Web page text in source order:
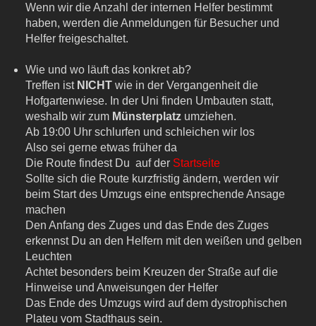
Wenn wir die Anzahl der internen Helfer bestimmt
haben, werden die Anmeldungen für Besucher und
Helfer freigeschaltet.
Wie und wo läuft das konkret ab?
Treffen ist NICHT wie in der Vergangenheit die
Hofgartenwiese. In der Uni finden Umbauten statt,
weshalb wir zum Münsterplatz umziehen.
Ab 19:00 Uhr schlurfen und schleichen wir los
Also sei gerne etwas früher da
Die Route findest Du auf der Startseite
Sollte sich die Route kurzfristig ändern, werden wir
beim Start des Umzugs eine entsprechende Ansage
machen
Den Anfang des Zuges und das Ende des Zuges
erkennst Du an den Helfern mit den weißen und gelben
Leuchten
Achtet besonders beim Kreuzen der Straße auf die
Hinweise und Anweisungen der Helfer
Das Ende des Umzugs wird auf dem dystrophischen
Plateu vom Stadthaus sein.